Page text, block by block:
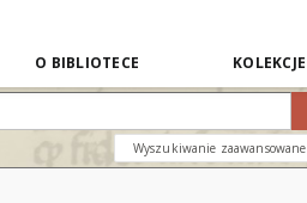
O BIBLIOTECE KOLEKCJE
Wyszukiwanie zaawansowane